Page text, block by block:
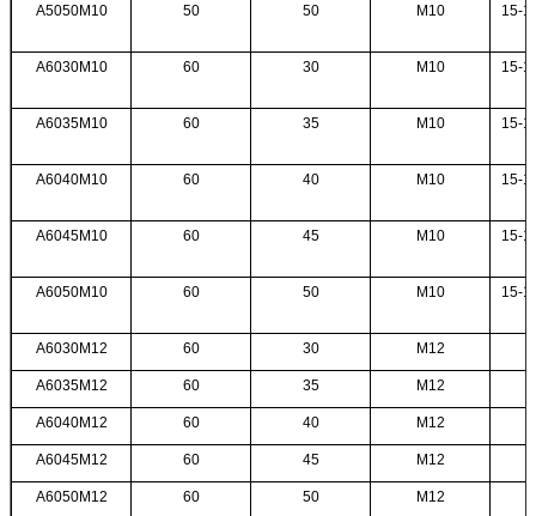
A5050M10 50 50 M10
15-
A6030M10 60 30 M10
15-
A6035M10 60 35 M10
15-
A6040M10 60 40 M10
15-
A6045M10 60 45 M10
15-
A6050M10 60 50 M10
15-
A6030M12 60 30 M12
A6035M12 60 35 M12
A6040M12 60 40 M12
A6045M12 60 45 M12
A6050M12 60 50 M12